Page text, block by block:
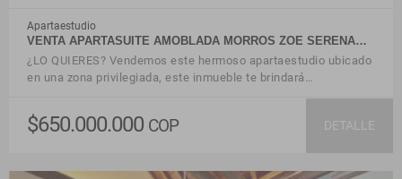
Apartaestudio
VENTA APARTASUITE AMOBLADA MORROS ZOE SERENA…
¿LO QUIERES? Vendemos este hermoso apartaestudio ubicado
en una zona privilegiada, este inmueble te brindará…
$650.000.000 COP DETALLE